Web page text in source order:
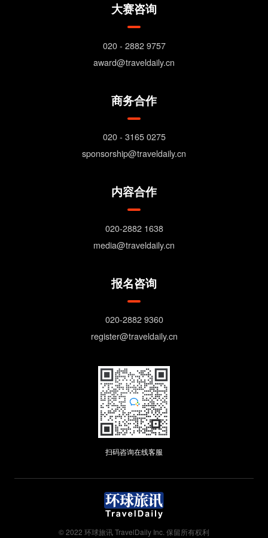
大赛咨询
020 - 2882 9757
award@traveldaily.cn
商务合作
020 - 3165 0275
sponsorship@traveldaily.cn
内容合作
020-2882 1638
media@traveldaily.cn
报名咨询
020-2882 9360
register@traveldaily.cn
扫码咨询在线客服
© 2022 环球旅讯 TravelDaily Inc. 保留所有权利